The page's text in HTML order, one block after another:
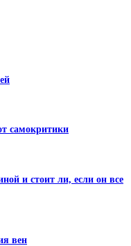
самокритики
и стоит ли, если он все
вен